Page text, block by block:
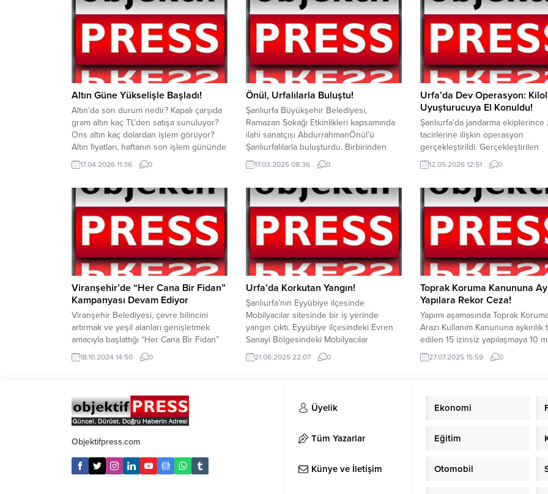
Altın Güne Yükselişle Başladı!
Altın’da son durum nedir? Kapalı çarşıda
gram altın kaç TL’den satışa sunuluyor?
Ons altın kaç dolardan işlem görüyor?
Altın fiyatları, haftanın son işlem gününde
hafif bir yükselişle başladı. Küresel
gelişmeler, döviz kurlarında ki yükseliş
Küresel piyasalarda ons altın, 4.790 dolar
seviyelerinde işlem görürken, yurt
içinde...
17.04.2026 11:36 0
Önül, Urfalılarla Buluştu!
Şanlıurfa Büyükşehir Belediyesi,
Ramazan Sokağı Etkinlikleri kapsamında
ilahi sanatçısı AbdurrahmanÖnül’ü
Şanlıurfalılarla buluşturdu. Birbirinden
güzel ilahilerin seslendirildiği konserde
duygu doluanlar yaşandı. Şanlıurfa
etkinlikleri sürüyor. Her gün farklı
etkinliklerindüzenlendiği Şanlıurfa
Büyükşehir Belediyesi Fuar
Merkezindeki Ramazan Sokağı
Etkinliklerikapsamında Abdurrahman
Önül sahne aldı. Önül, birbirinden güzel
ilahilerle Şanlıurfalılara unutulmazbir
17.03.2025 08:36 0
Urfa’da Dev Operasyon:
Uyuşturucuya El Konuldu!
Şanlıurfa’da jandarma ekiplerince
tacirlerine ilişkin operasyon
gerçekleştirildi. Gerçekleştirilen
operasyon dahilinde kilolarca
uyuşturucuya el konuldu. Şanlıurfa
Emniyet Müdürlüğü ekipleri
narkotik suçlarla mücadele
dahilinde operasyon
Gerçekleştirilen operasyon
parça halinde 8 Kilo 240 Gram
maddesi ele geçirildi. Düzenlenen
operasyonda gözaltına alınan 1
12.05.2026 12:51 0
Viranşehir’de “Her Cana Bir Fidan”
Kampanyası Devam Ediyor
Viranşehir Belediyesi, çevre bilincini
artırmak ve yeşil alanları genişletmek
amacıyla başlattığı “Her Cana Bir Fidan”
kampanyası kapsamında ağaçlandırma
çalışmalarına hız kesmeden devam
Yorgun’un katılımıyla Yeni Mahalle’de
ağaçlar toprakla buluşturuldu. Etkinliğe,
Belediye Eş Başkanları Serhat Dicle İnan
ve Bedriye Yorgun’un...
18.10.2024 14:50 0
Urfa’da Korkutan Yangın!
Şanlıurfa’nın Eyyübiye ilçesinde
Mobilyacılar sitesinde bir iş yerinde
yangın çıktı. Eyyübiye ilçesindeki Evren
Sanayi Bölgesindeki Mobilyacılar
sitesinde bir işyerinde yangın çıktı.
Çevredekilerin ihbarı üzerine bölgeye
ekiplerinin uzun uğraşları sonucu yangın
söndürüldü. Yangının çıkış sebebi henüz
tespit edilemedi. Olay ile ilgili soruşturma
başlatıldı. YAZI...
21.06.2025 22:07 0
Toprak Koruma Kanununa
Yapılara Rekor Ceza!
Yapımı aşamasında Toprak
Arazi Kullanım Kanununa aykırılık
edilen 15 izinsiz yapılaşmaya 10
TL’yi aşan idari para cezası
2025 yılı Ocak ayında Şanlıurfa
yayınlanmasından bu yana
yapılaşmalar ve...
27.07.2025 15:59 0
Objektifpress.com
Üyelik
Tüm Yazarlar
Künye ve İletişim
Ekonomi
Eğitim
Otomobil